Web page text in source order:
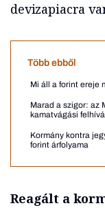
devizapiacra
Több ebből
Mi áll a forint ereje
Marad a szigor: az
kamatvágási
Kormány kontra
forint árfolyama
Reagált a